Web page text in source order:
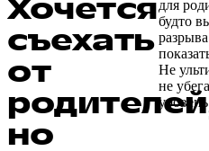
Хочется
съехать
от
но
для
будто
Не
не